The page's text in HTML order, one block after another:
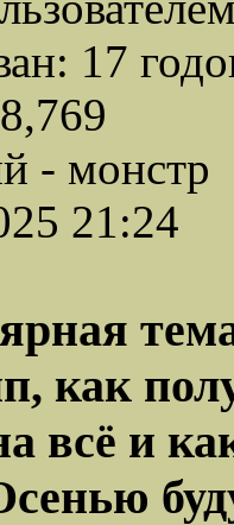
17
- монстр
21:24
как
всё и